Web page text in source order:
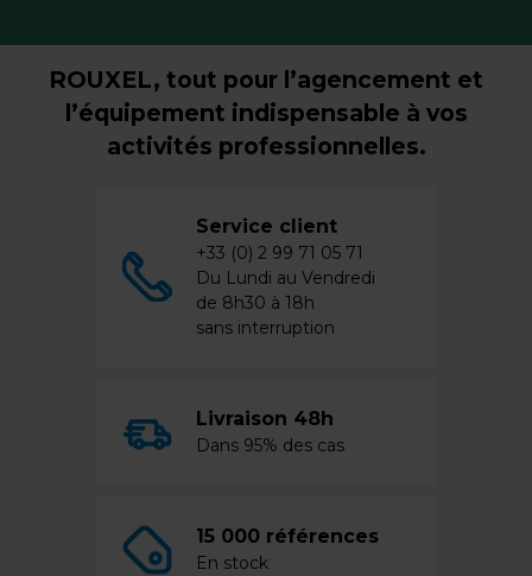
ROUXEL, tout pour l’agencement et
l’équipement indispensable à vos
activités professionnelles.
Service client
+33 (0) 2 99 71 05 71
Du Lundi au Vendredi
de 8h30 à 18h
sans interruption
Livraison 48h
Dans 95% des cas
15 000 références
En stock